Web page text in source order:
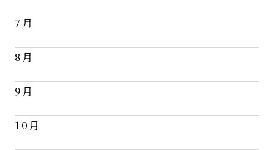
7月
8月
9月
10月